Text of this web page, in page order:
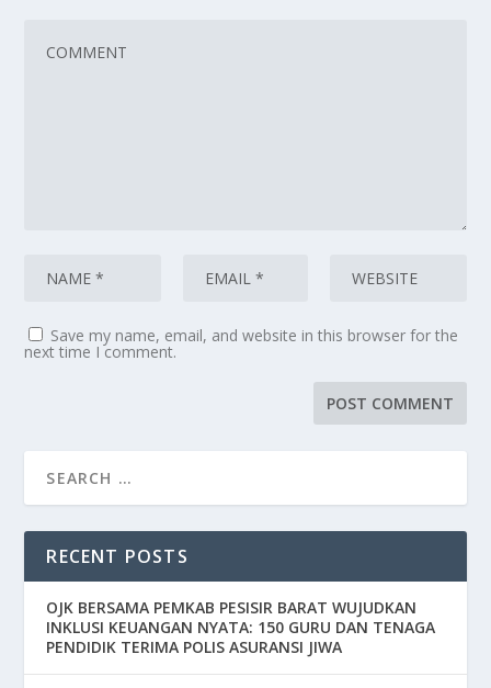
Save my name, email, and website in this browser for the
next time I comment.
RECENT POSTS
OJK BERSAMA PEMKAB PESISIR BARAT WUJUDKAN
INKLUSI KEUANGAN NYATA: 150 GURU DAN TENAGA
PENDIDIK TERIMA POLIS ASURANSI JIWA